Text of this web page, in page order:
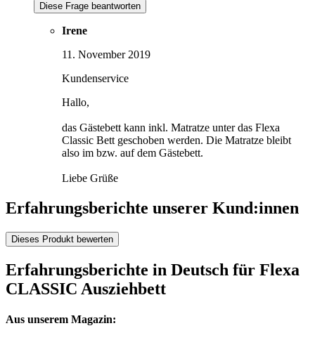
Diese Frage beantworten
Irene
11. November 2019
Kundenservice
Hallo,
das Gästebett kann inkl. Matratze unter das Flexa
Classic Bett geschoben werden. Die Matratze bleibt
also im bzw. auf dem Gästebett.
Liebe Grüße
Erfahrungsberichte unserer Kund:innen
Dieses Produkt bewerten
Erfahrungsberichte in Deutsch für Flexa
CLASSIC Ausziehbett
Aus unserem Magazin: